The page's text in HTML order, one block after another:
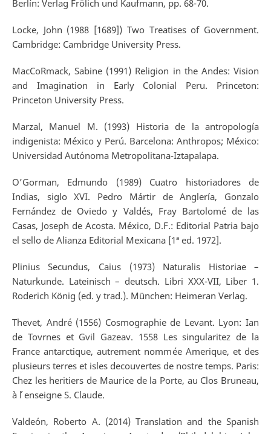
Berlín: Verlag Frölich und Kaufmann, pp. 68-70.
Locke, John (1988 [1689]) Two Treatises of Government.
Cambridge: Cambridge University Press.
MacCoRmack, Sabine (1991) Religion in the Andes: Vision
and Imagination in Early Colonial Peru. Princeton:
Princeton University Press.
Marzal, Manuel M. (1993) Historia de la antropología
indigenista: México y Perú. Barcelona: Anthropos; México:
Universidad Autónoma Metropolitana-Iztapalapa.
O’Gorman, Edmundo (1989) Cuatro historiadores de
Indias, siglo XVI. Pedro Mártir de Anglería, Gonzalo
Fernández de Oviedo y Valdés, Fray Bartolomé de las
Casas, Joseph de Acosta. México, D.F.: Editorial Patria bajo
el sello de Alianza Editorial Mexicana [1ª ed. 1972].
Plinius Secundus, Caius (1973) Naturalis Historiae –
Naturkunde. Lateinisch – deutsch. Libri XXX-VII, Liber 1.
Roderich König (ed. y trad.). München: Heimeran Verlag.
Thevet, André (1556) Cosmographie de Levant. Lyon: Ian
de Tovrnes et Gvil Gazeav. 1558 Les singularitez de la
France antarctique, autrement nommée Amerique, et des
plusieurs terres et isles decouvertes de nostre temps. Paris:
Chez les heritiers de Maurice de la Porte, au Clos Bruneau,
à l ́enseigne S. Claude.
Valdeón, Roberto A. (2014) Translation and the Spanish